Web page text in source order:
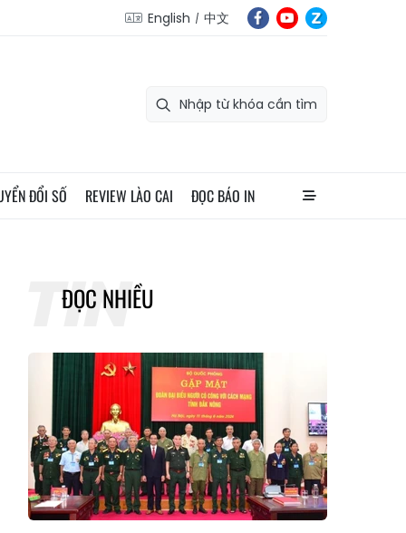
English 中文
ĐỔI SỐ REVIEW LÀO CAI ĐỌC BÁO IN
ĐỌC NHIỀU